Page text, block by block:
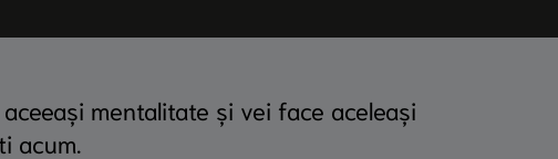
mentalitate și vei face aceleași
acum.